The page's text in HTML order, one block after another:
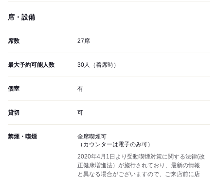
席・設備
席数 27席
最大予約可能人数 30人（着席時）
個室 有
貸切 可
禁煙・喫煙
全席喫煙可
（カウンターは電子のみ可）
2020年4月1日より受動喫煙対策に関する法律(改
正健康増進法）が施行されており、最新の情報
と異なる場合がございますので、ご来店前に店